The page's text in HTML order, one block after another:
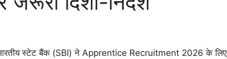
स्टेट बैंक (SBI) ने Apprentice Recruitment 2026 के लिए